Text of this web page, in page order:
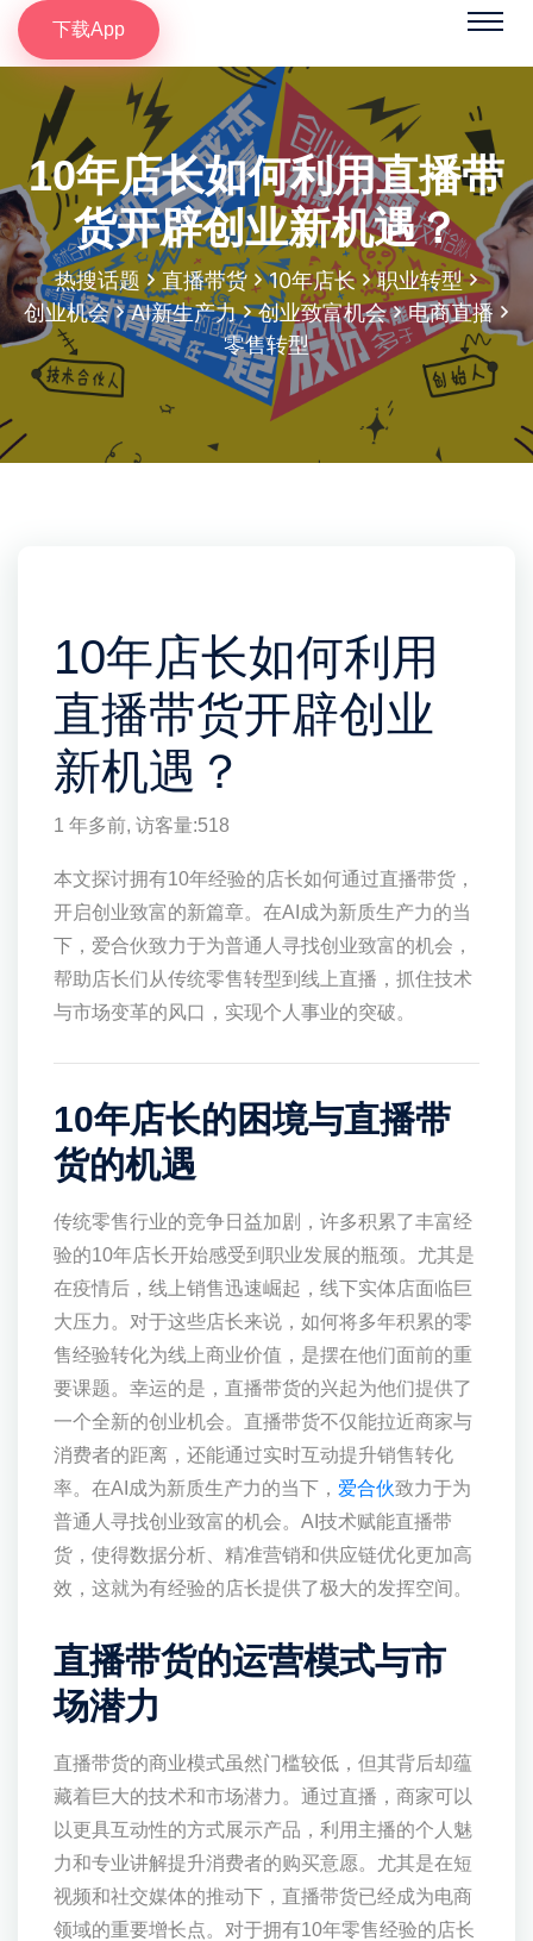
下载App
10年店长如何利用直播带
货开辟创业新机遇？
热搜话题 直播带货 10年店长
职业转型
创业机会
AI新生产力 创业致富机会
电商直播
零售转型
10年店长如何利用
直播带货开辟创业
新机遇？
1 年多前, 访客量:518
本文探讨拥有10年经验的店长如何通过直播带货，
开启创业致富的新篇章。在AI成为新质生产力的当
下，爱合伙致力于为普通人寻找创业致富的机会，
帮助店长们从传统零售转型到线上直播，抓住技术
与市场变革的风口，实现个人事业的突破。
10年店长的困境与直播带
货的机遇
传统零售行业的竞争日益加剧，许多积累了丰富经
验的10年店长开始感受到职业发展的瓶颈。尤其是
在疫情后，线上销售迅速崛起，线下实体店面临巨
大压力。对于这些店长来说，如何将多年积累的零
售经验转化为线上商业价值，是摆在他们面前的重
要课题。幸运的是，直播带货的兴起为他们提供了
一个全新的创业机会。直播带货不仅能拉近商家与
消费者的距离，还能通过实时互动提升销售转化
率。在AI成为新质生产力的当下， 爱合伙致力于为
普通人寻找创业致富的机会。AI技术赋能直播带
货，使得数据分析、精准营销和供应链优化更加高
效，这就为有经验的店长提供了极大的发挥空间。
直播带货的运营模式与市
场潜力
直播带货的商业模式虽然门槛较低，但其背后却蕴
藏着巨大的技术和市场潜力。通过直播，商家可以
以更具互动性的方式展示产品，利用主播的个人魅
力和专业讲解提升消费者的购买意愿。尤其是在短
视频和社交媒体的推动下，直播带货已经成为电商
领域的重要增长点。对于拥有10年零售经验的店长